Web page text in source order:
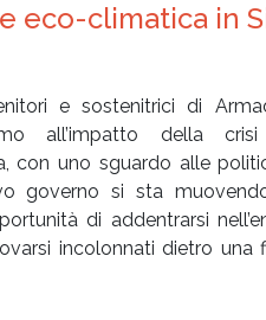
eco-climatica in
e sostenitrici di
all’impatto della
con uno sguardo alle
governo si sta
di addentrarsi
incolonnati dietro una